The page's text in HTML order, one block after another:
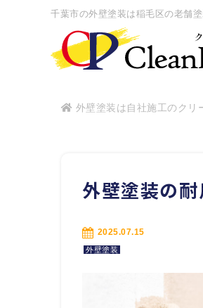
千葉市の外壁塗装は稲毛区の老舗
外壁塗装は自社施工のクリ
外壁塗装の
2025.07.15
外壁塗装